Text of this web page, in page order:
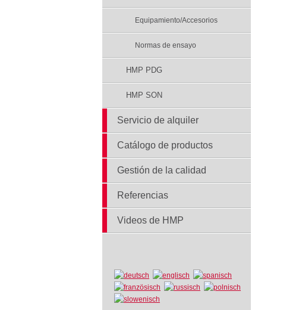
Equipamiento/Accesorios
Normas de ensayo
HMP PDG
HMP SON
Servicio de alquiler
Catálogo de productos
Gestión de la calidad
Referencias
Videos de HMP